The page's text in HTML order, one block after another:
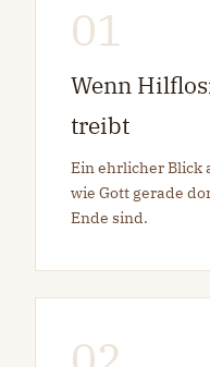
01
Wenn
treibt
Ein ehrlicher Blick
wie Gott gerade
Ende sind.